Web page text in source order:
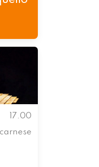
17.00